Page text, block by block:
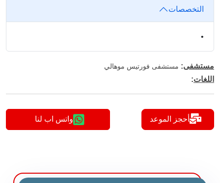
التخصصات
•
مستشفى: مستشفى فورتيس موهالي
اللغات:
أحجز الموعد واتس اب لنا